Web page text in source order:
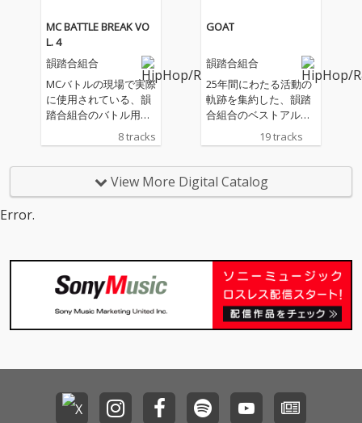
MC BATTLE BREAK VO
L. 4
韻踏合組合
MCバトルの現場で実際
に使用されている、韻
踏合組合のバトル用ト
ラックシリーズ第4弾
『MC BATTLE BREAK V
ADA KENのプロデュー
スにより、MCバトルで
アルバム『まだいける
ぜ！』から厳選した8
曲をセレクト。各トラ
ックは8小節×4本の構
しても活用しやすい実
践的な内容となってい
8 tracks
GOAT
韻踏合組合
25年間にわたる活動の
軌跡を集約した、韻踏
合組合のベストアルバ
ム『GOAT (Greatest O
f All Time)』。 「一網
といった代表曲をはじ
め、初期クラシック
きる全19曲を厳選収録
した。 昨年リリースさ
れたNHK大阪放送局
（BK）テーマ曲「和気
された未発表楽曲も収
録！すべての楽曲にリ
19 tracks
View More Digital Catalog
Error.